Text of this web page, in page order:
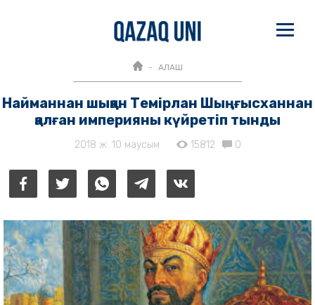
АЛАШ
Найманнан шыққан Темірлан Шыңғысханнан
қалған империяны күйретіп тынды
2018 ж. 10 маусым 15812 0